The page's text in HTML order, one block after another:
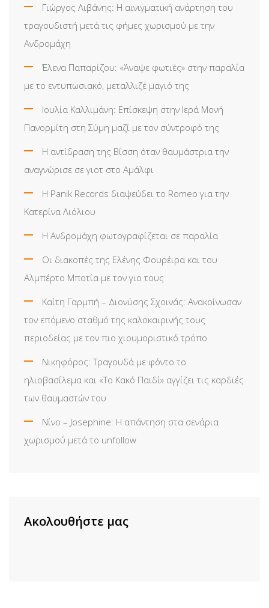
Γιώργος Λιβάνης: Η αινιγματική ανάρτηση του
τραγουδιστή μετά τις φήμες χωρισμού με την
Ανδρομάχη
Έλενα Παπαρίζου: «Άναψε φωτιές» στην παραλία
με το εντυπωσιακό, μεταλλιζέ μαγιό της
Ιουλία Καλλιμάνη: Επίσκεψη στην Ιερά Μονή
Πανορμίτη στη Σύμη μαζί με τον σύντροφό της
Η αντίδραση της Βίσση όταν θαυμάστρια την
αναγνώρισε σε γιοτ στο Αμάλφι
Η Panik Records διαψεύδει το Romeo για την
Κατερίνα Λιόλιου
Η Ανδρομάχη φωτογραφίζεται σε παραλία
Οι διακοπές της Ελένης Φουρέιρα και του
Αλμπέρτο Μποτία με τον γιο τους
Καίτη Γαρμπή – Διονύσης Σχοινάς: Ανακοίνωσαν
τον επόμενο σταθμό της καλοκαιρινής τους
περιοδείας με τον πιο χιουμοριστικό τρόπο
Νικηφόρος: Τραγουδά με φόντο το
ηλιοβασίλεμα και «Το Κακό Παιδί» αγγίζει τις καρδιές
των θαυμαστών του
Νίνο – Josephine: Η απάντηση στα σενάρια
χωρισμού μετά το unfollow
Ακολουθήστε μας